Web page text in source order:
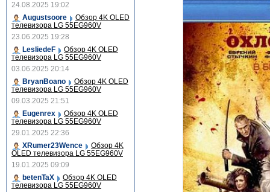
24.08.2025 19:02
Augustsoore
Обзор 4K OLED
телевизора LG 55EG960V
23.06.2025 19:28
LesliedeF
Обзор 4K OLED
телевизора LG 55EG960V
03.06.2025 20:14
BryanBoano
Обзор 4K OLED
телевизора LG 55EG960V
09.03.2025 21:51
Eugenrex
Обзор 4K OLED
телевизора LG 55EG960V
29.01.2025 22:36
XRumer23Wence
Обзор 4K
OLED телевизора LG 55EG960V
19.01.2025 09:09
betenTaX
Обзор 4K OLED
телевизора LG 55EG960V